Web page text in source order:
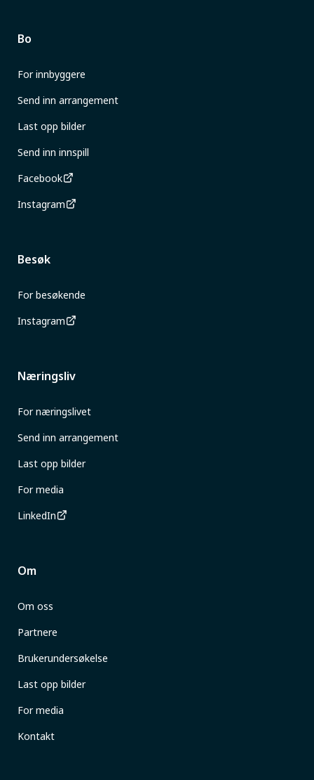
Bo
For innbyggere
Send inn arrangement
Last opp bilder
Send inn innspill
Facebook
Instagram
Besøk
For besøkende
Instagram
Næringsliv
For næringslivet
Send inn arrangement
Last opp bilder
For media
LinkedIn
Om
Om oss
Partnere
Brukerundersøkelse
Last opp bilder
For media
Kontakt